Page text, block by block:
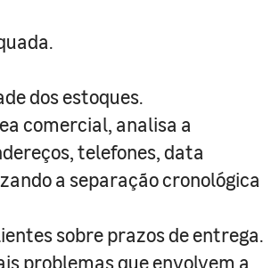
dos estoques.
comercial, analisa a
telefones, data
a separação cronológica
sobre prazos de entrega.
problemas que envolvem a